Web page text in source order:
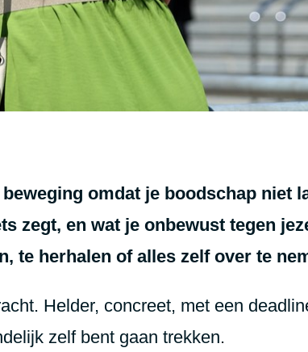
omdat je boodschap niet
zegt, en wat je onbewust tegen
te herhalen of alles zelf over te
Helder, concreet, met een
zelf bent gaan trekken.